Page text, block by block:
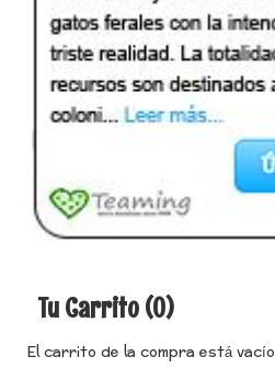
Tu Carrito (0)
El carrito de la compra está vacío